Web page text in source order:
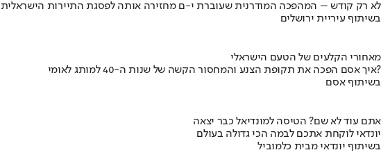
לא רק קודש – המהפכה המודרנית שעוברת י-ם מחזירה אותה לפסגת התיירות הישראלית
בשיתוף עיריית ירושלים
מאחורי הקלעים של הטעם הישראלי
איך אסם הפכה את תקופת הצנע והמחסור הקשה של שנות ה-40 למותג לאומי?
בשיתוף אסם
אתם עוד לא שם? הטיסה למונדיאל כבר יצאה
יונדאי לוקחת אתכם לבמה הכי גדולה בעולם
בשיתוף יונדאי מבית כלמוביל